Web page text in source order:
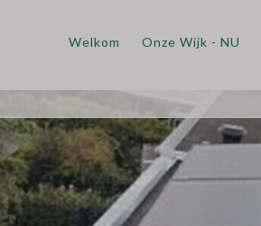
Welkom Onze Wijk - NU